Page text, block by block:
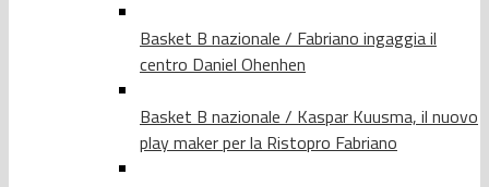
Basket B nazionale / Fabriano ingaggia il
centro Daniel Ohenhen
Basket B nazionale / Kaspar Kuusma, il nuovo
play maker per la Ristopro Fabriano